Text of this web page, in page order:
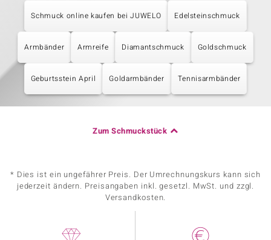
Schmuck online kaufen bei JUWELO Edelsteinschmuck
Armbänder Armreife Diamantschmuck Goldschmuck
Geburtsstein April Goldarmbänder Tennisarmbänder
Zum Schmuckstück
* Dies ist ein ungefährer Preis. Der Umrechnungskurs kann sich
jederzeit ändern. Preisangaben inkl. gesetzl. MwSt. und zzgl.
Versandkosten.